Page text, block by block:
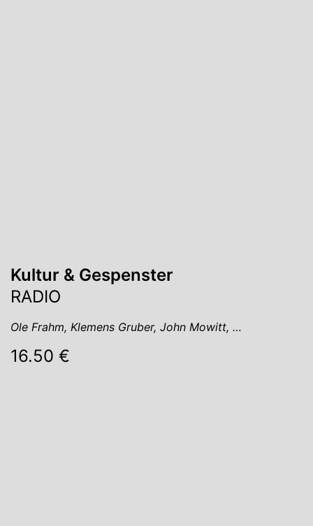
Kultur & Gespenster
RADIO
Ole Frahm, Klemens Gruber, John Mowitt, …
16.50 €